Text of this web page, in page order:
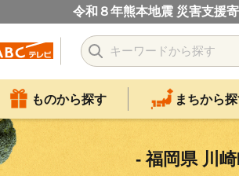
令和８年熊本地震 災害支援
ものから探す まちから
- 福岡県 川